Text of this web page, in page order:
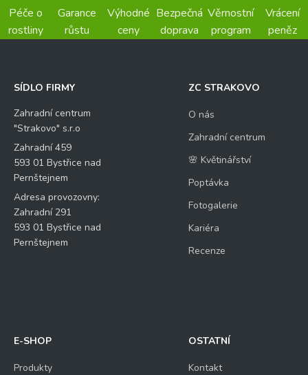
Péče o
rostliny
Garance
růstu
Výhodné
ceny
Bezpečná
doprava
Věrnostní
program
Vrácení
peněz
SÍDLO FIRMY
Zahradní centrum
"Strakovo" s.r.o
Zahradní 459
593 01 Bystřice nad
Pernštejnem
Adresa provozovny:
Zahradní 291
593 01 Bystřice nad
Pernštejnem
ZC STRAKOVO
O nás
Zahradní centrum
🌸 Květinářství
Poptávka
Fotogalerie
Kariéra
Recenze
E-SHOP
Produkty
OSTATNÍ
Kontakt